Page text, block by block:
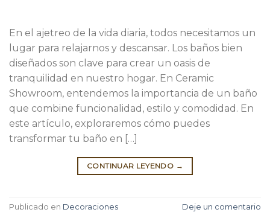
En el ajetreo de la vida diaria, todos necesitamos un
lugar para relajarnos y descansar. Los baños bien
diseñados son clave para crear un oasis de
tranquilidad en nuestro hogar. En Ceramic
Showroom, entendemos la importancia de un baño
que combine funcionalidad, estilo y comodidad. En
este artículo, exploraremos cómo puedes
transformar tu baño en […]
CONTINUAR LEYENDO →
Publicado en Decoraciones Deje un comentario